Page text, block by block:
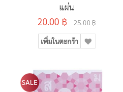
แผ่น
20.00 ฿ 25.00 ฿
เพิ่มในตะกร้า